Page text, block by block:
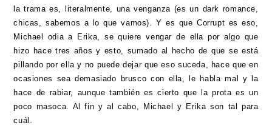
la trama es, literalmente, una venganza (es un dark romance,
chicas, sabemos a lo que vamos). Y es que Corrupt es eso,
Michael odia a Erika, se quiere vengar de ella por algo que
hizo hace tres años y esto, sumado al hecho de que se está
pillando por ella y no puede dejar que eso suceda, hace que en
ocasiones sea demasiado brusco con ella, le habla mal y la
hace de rabiar, aunque también es cierto que la prota es un
poco masoca. Al fin y al cabo, Michael y Erika son tal para
cuál.